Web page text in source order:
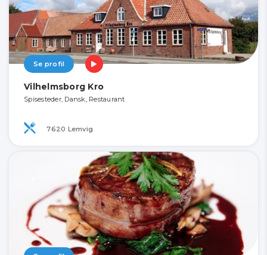
Se profil
Vilhelmsborg Kro
Spisesteder, Dansk, Restaurant
7620 Lemvig